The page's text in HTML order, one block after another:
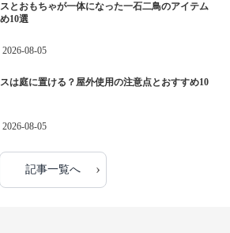
とおもちゃが一体になった一石二鳥のアイテム
10選
2026-08-05
は庭に置ける？屋外使用の注意点とおすすめ10
2026-08-05
記事一覧へ ›